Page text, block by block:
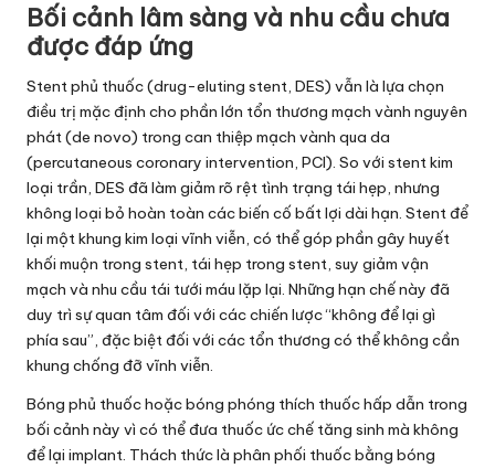
Bối cảnh lâm sàng và nhu cầu chưa
được đáp ứng
Stent phủ thuốc (drug-eluting stent, DES) vẫn là lựa chọn
điều trị mặc định cho phần lớn tổn thương mạch vành nguyên
phát (de novo) trong can thiệp mạch vành qua da
(percutaneous coronary intervention, PCI). So với stent kim
loại trần, DES đã làm giảm rõ rệt tình trạng tái hẹp, nhưng
không loại bỏ hoàn toàn các biến cố bất lợi dài hạn. Stent để
lại một khung kim loại vĩnh viễn, có thể góp phần gây huyết
khối muộn trong stent, tái hẹp trong stent, suy giảm vận
mạch và nhu cầu tái tưới máu lặp lại. Những hạn chế này đã
duy trì sự quan tâm đối với các chiến lược “không để lại gì
phía sau”, đặc biệt đối với các tổn thương có thể không cần
khung chống đỡ vĩnh viễn.
Bóng phủ thuốc hoặc bóng phóng thích thuốc hấp dẫn trong
bối cảnh này vì có thể đưa thuốc ức chế tăng sinh mà không
để lại implant. Thách thức là phân phối thuốc bằng bóng